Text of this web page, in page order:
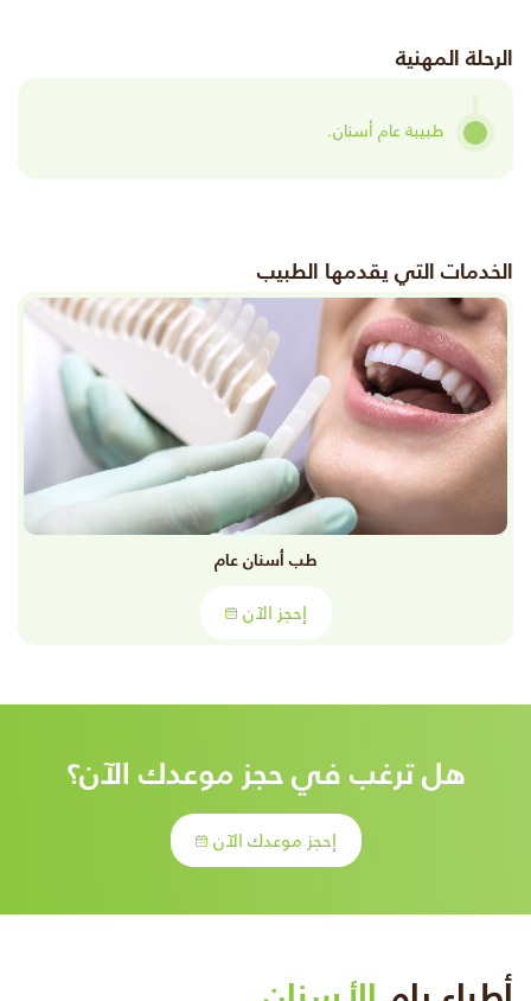
الرحلة المهنية
طبيبة عام أسنان.
الخدمات التي يقدمها الطبيب
طب أسنان عام
إحجز الآن
هل ترغب في حجز موعدك الآن؟
إحجز موعدك الآن